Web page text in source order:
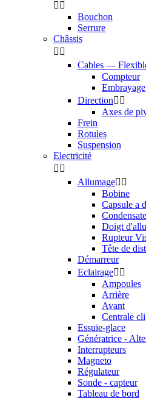
 
Bouchon
Serrure
Châssis
 
Cables —
Compteur
Embrayage
Direction 
Axes de
Frein
Rotules
Suspension
Electricité
 
Allumage 
Bobine
Capsule a
Doigt
Rupteur
Tête de
Démarreur
Eclairage 
Ampoules
Arrière
Avant
Centrale
Essuie-glace
Génératrice -
Interrupteurs
Magneto
Régulateur
Sonde - capteur
Tableau de bord